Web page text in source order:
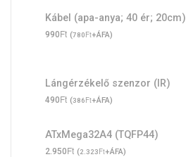
Kábel (apa-anya; 40 ér; 20cm)
990Ft (780Ft+ÁFA)
Lángérzékelő szenzor (IR)
490Ft (386Ft+ÁFA)
ATxMega32A4 (TQFP44)
2.950Ft (2.323Ft+ÁFA)